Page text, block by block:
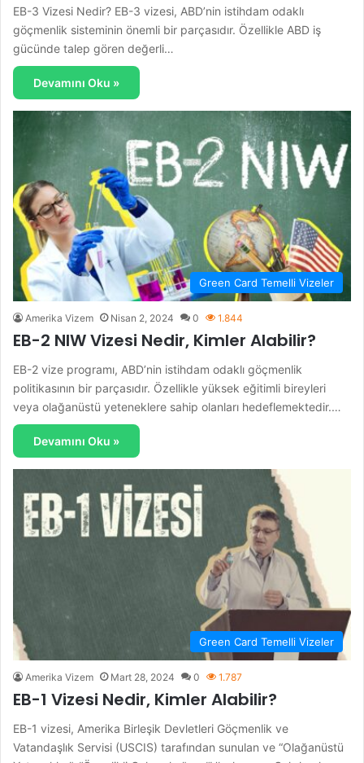
EB-3 Vizesi Nedir? EB-3 vizesi, ABD’nin istihdam odaklı
göçmenlik sisteminin önemli bir parçasıdır. Özellikle ABD iş
gücünde talep gören değerli…
Devamını Oku »
Green Card Temelli Vizeler
Amerika Vizem Nisan 2, 2024 0 1.844
EB-2 NIW Vizesi Nedir, Kimler Alabilir?
EB-2 vize programı, ABD’nin istihdam odaklı göçmenlik
politikasının bir parçasıdır. Özellikle yüksek eğitimli bireyleri
veya olağanüstü yeteneklere sahip olanları hedeflemektedir.…
Devamını Oku »
Green Card Temelli Vizeler
Amerika Vizem Mart 28, 2024 0 1.787
EB-1 Vizesi Nedir, Kimler Alabilir?
EB-1 vizesi, Amerika Birleşik Devletleri Göçmenlik ve
Vatandaşlık Servisi (USCIS) tarafından sunulan ve “Olağanüstü